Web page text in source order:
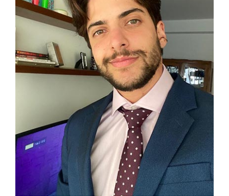
APOSENTADORIA
CONVÊNIOS
PLANO DE SAÚDE
SEESPPREV
CAMPANHAS SALARIAIS
COMUNICAÇÃO
PALAVRA DO MURILO
CONTEÚDO ESPECIAL